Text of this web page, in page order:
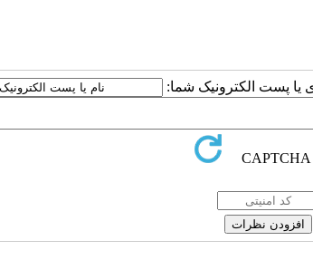
یا پست الکترونیک شما: